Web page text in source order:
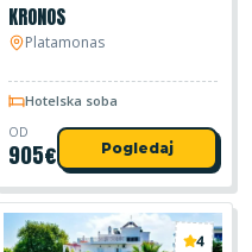
KRONOS
Platamonas
Hotelska soba
OD
905€ Pogledaj
4